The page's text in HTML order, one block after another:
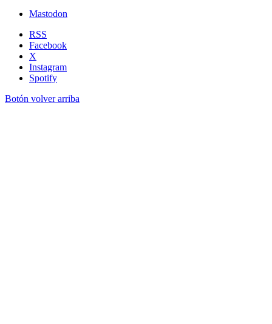
Mastodon
RSS
Facebook
X
Instagram
Spotify
Botón volver arriba